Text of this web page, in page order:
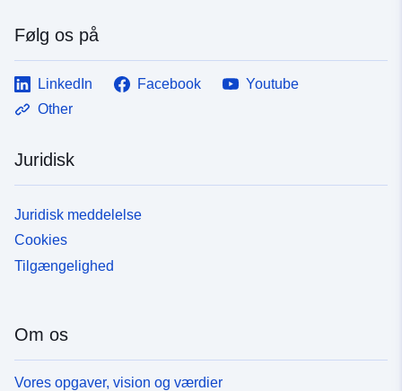
Følg os på
LinkedIn Facebook
Youtube
Other
Juridisk
Juridisk meddelelse
Cookies
Tilgængelighed
Om os
Vores opgaver, vision og værdier